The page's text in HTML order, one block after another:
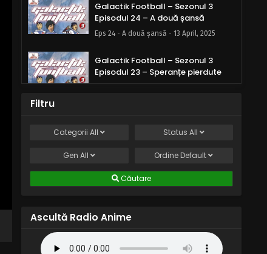
Galactik Football – Sezonul 3
Episodul 24 – A două șansă
Eps 24 - A două șansă - 13 April, 2025
Galactik Football – Sezonul 3
Episodul 23 – Speranțe pierdute
Galactik Football – Sezonul 3
Episodul 21 – La revedere Paradisia
Galactik Football – Sezonul 3
Episodul 20 – Cale pentru un pirat
Filtru
Categorii All Status All
Gen All Ordine Default
Căutare
Ascultă Radio Anime